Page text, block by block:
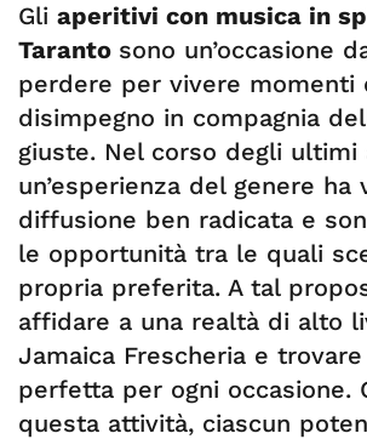
Gli aperitivi con musica in
Taranto sono un’occasione
perdere per vivere momenti
disimpegno in compagnia
giuste. Nel corso degli ultimi
un’esperienza del genere ha
diffusione ben radicata e
le opportunità tra le quali
propria preferita. A tal
affidare a una realtà di alto
Jamaica Frescheria e
perfetta per ogni occasione.
questa attività, ciascun